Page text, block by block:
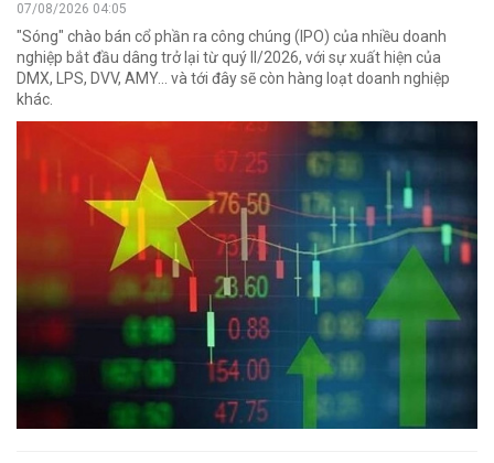
07/08/2026 04:05
"Sóng" chào bán cổ phần ra công chúng (IPO) của nhiều doanh
nghiệp bắt đầu dâng trở lại từ quý II/2026, với sự xuất hiện của
DMX, LPS, DVV, AMY... và tới đây sẽ còn hàng loạt doanh nghiệp
khác.